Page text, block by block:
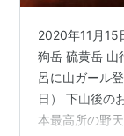
2020年11月15
狗岳 硫黄岳 山
呂に山ガール
日） 下山後
本最高所の野